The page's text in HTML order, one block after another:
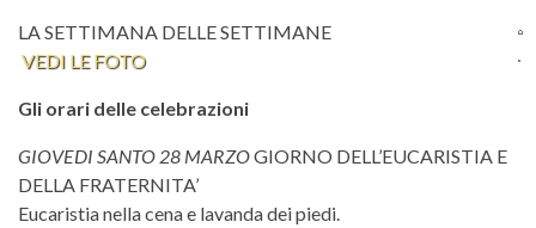
LA SETTIMANA DELLE SETTIMANE
VEDI LE FOTO
Gli orari delle celebrazioni
GIOVEDI SANTO 28 MARZOGIORNO DELL’EUCARISTIA E
DELLA FRATERNITA’
Eucaristia nella cena e lavanda dei piedi.